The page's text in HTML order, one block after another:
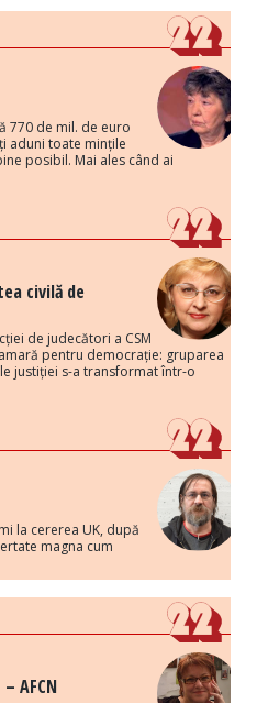
770 de mil. de euro
aduni toate mințile
posibil. Mai ales când ai
civilă de
de judecători a CSM
pentru democrație: gruparea
justiției s-a transformat într-o
la cererea UK, după
magna cum
AFCN